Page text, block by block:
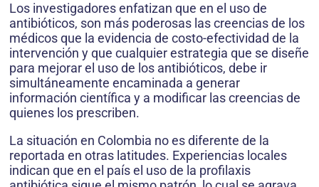
Los investigadores enfatizan que en el uso de
antibióticos, son más poderosas las creencias de los
médicos que la evidencia de costo-efectividad de la
intervención y que cualquier estrategia que se diseñe
para mejorar el uso de los antibióticos, debe ir
simultáneamente encaminada a generar
información científica y a modificar las creencias de
quienes los prescriben.
La situación en Colombia no es diferente de la
reportada en otras latitudes. Experiencias locales
indican que en el país el uso de la profilaxis